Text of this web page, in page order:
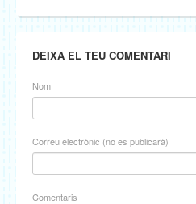
DEIXA EL TEU COMENTARI
Nom
Correu electrònic (no es publicarà)
Comentaris